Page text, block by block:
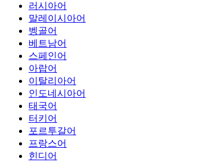
러시아어
말레이시아어
벵골어
베트남어
스페인어
아랍어
이탈리아어
인도네시아어
태국어
터키어
포르투갈어
프랑스어
힌디어